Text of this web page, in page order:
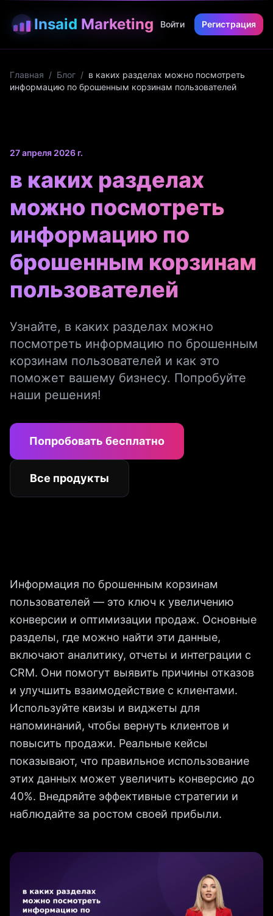
Insaid Marketing Войти Регистрация
Главная / Блог / в каких разделах можно посмотреть
информацию по брошенным корзинам пользователей
27 апреля 2026 г.
в каких разделах
можно посмотреть
информацию по
брошенным корзинам
пользователей
Узнайте, в каких разделах можно
посмотреть информацию по брошенным
корзинам пользователей и как это
поможет вашему бизнесу. Попробуйте
наши решения!
Попробовать бесплатно
Все продукты
Информация по брошенным корзинам
пользователей — это ключ к увеличению
конверсии и оптимизации продаж. Основные
разделы, где можно найти эти данные,
включают аналитику, отчеты и интеграции с
CRM. Они помогут выявить причины отказов
и улучшить взаимодействие с клиентами.
Используйте квизы и виджеты для
напоминаний, чтобы вернуть клиентов и
повысить продажи. Реальные кейсы
показывают, что правильное использование
этих данных может увеличить конверсию до
40%. Внедряйте эффективные стратегии и
наблюдайте за ростом своей прибыли.